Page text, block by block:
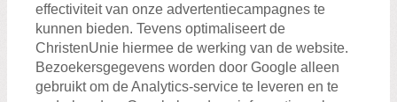
effectiviteit van onze advertentiecampagnes te
kunnen bieden. Tevens optimaliseert de
ChristenUnie hiermee de werking van de website.
Bezoekersgegevens worden door Google alleen
gebruikt om de Analytics-service te leveren en te